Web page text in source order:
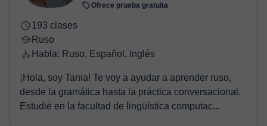
conocimientos? ¡Bienvenido! Según el objetivo y
tiempo que dispones haremos la clase más eficaz.
Dispongo de todo el material ...
Ofrece prueba gratuita
193 clases
Ruso
Habla: Ruso, Español, Inglés
¡Hola, soy Tania! Te voy a ayudar a aprender ruso,
desde la gramática hasta la práctica conversacional.
Estudié en la facultad de lingüística computac...